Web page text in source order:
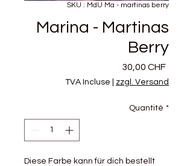
SKU : MdU Ma - martinas berry
Marina - Martinas
Berry
30,00 CHFPrix
TVA Incluse zzgl. Versand
Quantité *
Diese Farbe kann für dich bestellt